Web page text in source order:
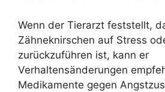
Wenn der Tierarzt feststellt,
Zähneknirschen auf Stress
zurückzuführen ist, kann er
Verhaltensänderungen
Medikamente gegen